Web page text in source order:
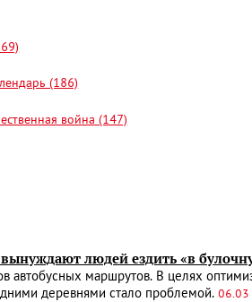
(186)
война (147)
людей ездить «в
автобусных маршрутов. В целях
деревнями стало проблемой. 06.03